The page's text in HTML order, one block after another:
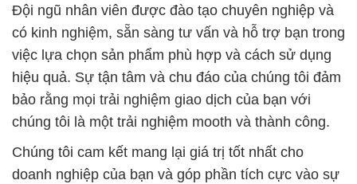
Đội ngũ nhân viên được đào tạo chuyên nghiệp và
có kinh nghiệm, sẵn sàng tư vấn và hỗ trợ bạn trong
việc lựa chọn sản phẩm phù hợp và cách sử dụng
hiệu quả. Sự tận tâm và chu đáo của chúng tôi đảm
bảo rằng mọi trải nghiệm giao dịch của bạn với
chúng tôi là một trải nghiệm mooth và thành công.
Chúng tôi cam kết mang lại giá trị tốt nhất cho
doanh nghiệp của bạn và góp phần tích cực vào sự